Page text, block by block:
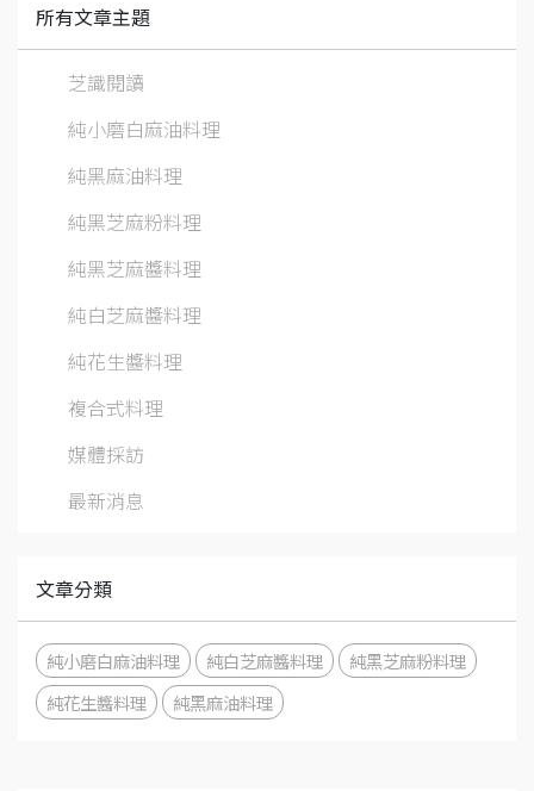
所有文章主題
芝識閱讀
純小磨白麻油料理
純黑麻油料理
純黑芝麻粉料理
純黑芝麻醬料理
純白芝麻醬料理
純花生醬料理
複合式料理
媒體採訪
最新消息
文章分類
純小磨白麻油料理 純白芝麻醬料理
純黑芝麻粉料理
純花生醬料理
純黑麻油料理